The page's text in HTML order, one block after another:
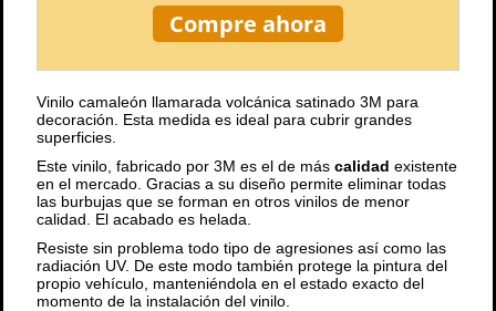
Compre ahora
Vinilo camaleón llamarada volcánica satinado 3M para
decoración. Esta medida es ideal para cubrir grandes
superficies.
Este vinilo, fabricado por 3M es el de más calidad existente
en el mercado. Gracias a su diseño permite eliminar todas
las burbujas que se forman en otros vinilos de menor
calidad. El acabado es helada.
Resiste sin problema todo tipo de agresiones así como las
radiación UV. De este modo también protege la pintura del
propio vehículo, manteniéndola en el estado exacto del
momento de la instalación del vinilo.